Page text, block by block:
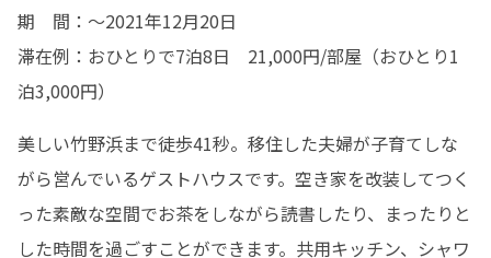
期　間：～2021年12月20日
滞在例：おひとりで7泊8日　21,000円/部屋（おひとり1
泊3,000円）
美しい竹野浜まで徒歩41秒。移住した夫婦が子育てしな
がら営んでいるゲストハウスです。空き家を改装してつく
った素敵な空間でお茶をしながら読書したり、まったりと
した時間を過ごすことができます。共用キッチン、シャワ